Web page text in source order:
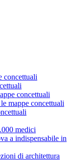
concettuali
concettuali
mappe concettuali
medici
a indispensabile in
di architettura